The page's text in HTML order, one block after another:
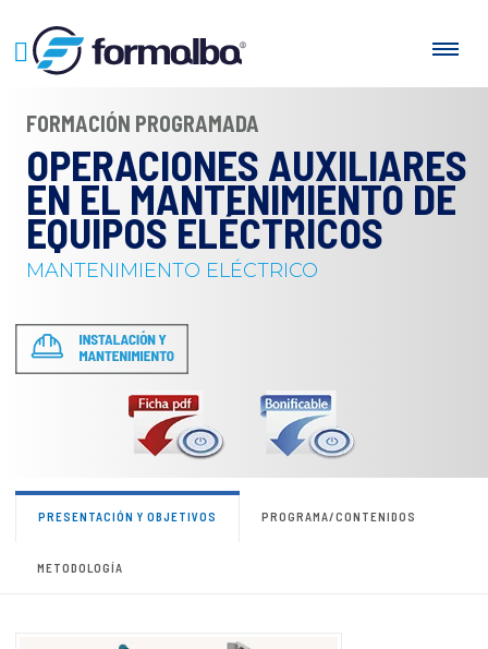
FORMACIÓN PROGRAMADA
OPERACIONES AUXILIARES
EN EL MANTENIMIENTO DE
EQUIPOS ELÉCTRICOS
MANTENIMIENTO ELÉCTRICO
PRESENTACIÓN Y OBJETIVOS PROGRAMA/CONTENIDOS
METODOLOGÍA